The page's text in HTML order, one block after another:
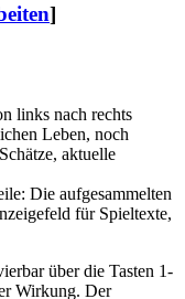
]
links nach rechts
Leben, noch
aktuelle
Die aufgesammelten
für Spieltexte,
über die Tasten 1-
Wirkung. Der